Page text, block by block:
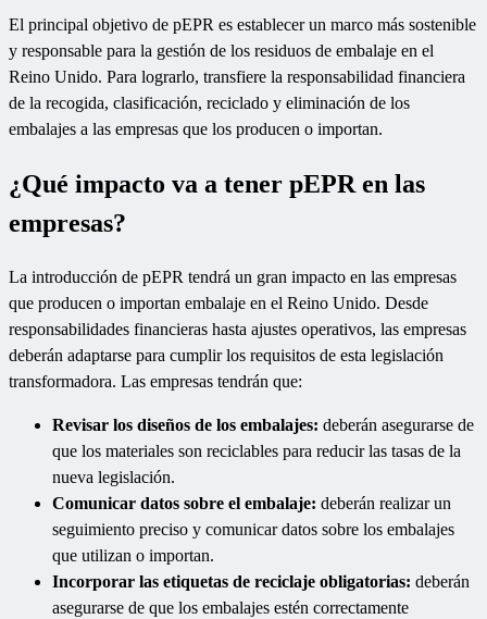
El principal objetivo de pEPR es establecer un marco más sostenible
y responsable para la gestión de los residuos de embalaje en el
Reino Unido. Para lograrlo, transfiere la responsabilidad financiera
de la recogida, clasificación, reciclado y eliminación de los
embalajes a las empresas que los producen o importan.
¿Qué impacto va a tener pEPR en las
empresas?
La introducción de pEPR tendrá un gran impacto en las empresas
que producen o importan embalaje en el Reino Unido. Desde
responsabilidades financieras hasta ajustes operativos, las empresas
deberán adaptarse para cumplir los requisitos de esta legislación
transformadora. Las empresas tendrán que:
Revisar los diseños de los embalajes: deberán asegurarse de
que los materiales son reciclables para reducir las tasas de la
nueva legislación.
Comunicar datos sobre el embalaje: deberán realizar un
seguimiento preciso y comunicar datos sobre los embalajes
que utilizan o importan.
Incorporar las etiquetas de reciclaje obligatorias: deberán
asegurarse de que los embalajes estén correctamente